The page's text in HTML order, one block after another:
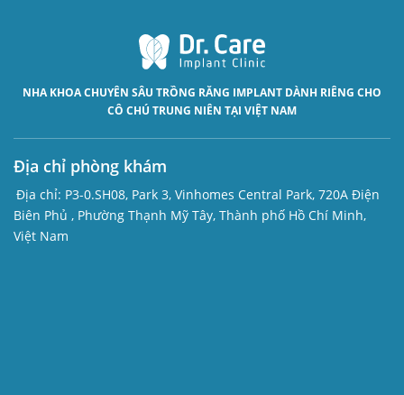
NHA KHOA CHUYÊN SÂU TRỒNG RĂNG IMPLANT DÀNH RIÊNG CHO
CÔ CHÚ TRUNG NIÊN TẠI VIỆT NAM
Địa chỉ phòng khám
Địa chỉ: P3-0.SH08, Park 3, Vinhomes Central Park, 720A Điện
Biên Phủ , Phường Thạnh Mỹ Tây, Thành phố Hồ Chí Minh,
Việt Nam